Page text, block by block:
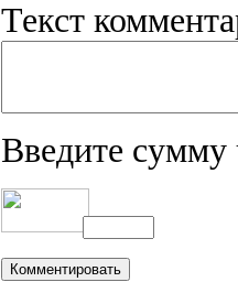
Текст
Введите сумму